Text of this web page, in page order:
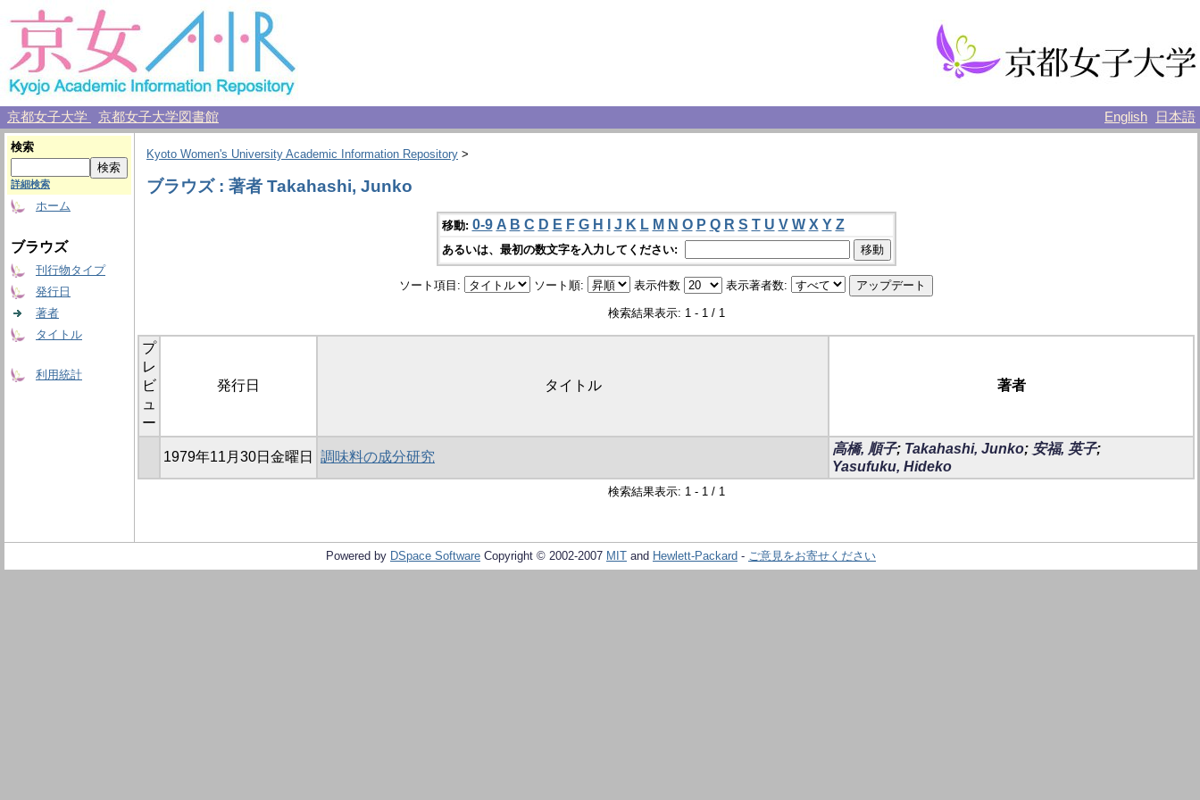
京都女子大学 京都女子大学図書館 English 日本語
検索
詳細検索
ホーム
ブラウズ
刊行物タイプ
発行日
著者
タイトル
利用統計
Kyoto Women's University Academic Information Repository >
ブラウズ : 著者 Takahashi, Junko
移動: 0-9 A B C D E F G H J K L M N O P Q R S T U V W X Y Z
あるいは、最初の数文字を入力してください:
ソート項目: ソート順: 表示件数 表示著者数:
検索結果表示: 1 - 1 / 1
プ
レ
ビ
ュ
ー
発行日 タイトル 著者
1979年11月30日金曜日 調味料の成分研究
高橋, 順子; Takahashi, Junko; 安福, 英子;
Yasufuku, Hideko
検索結果表示: 1 - 1 / 1
Powered by DSpace Software Copyright © 2002-2007 MIT and Hewlett-Packard - ご意見をお寄せください